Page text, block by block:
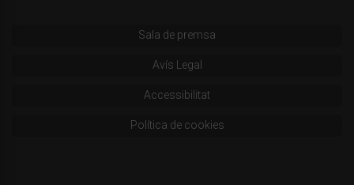
Sala de premsa
Avís Legal
Accessibilitat
Política de cookies